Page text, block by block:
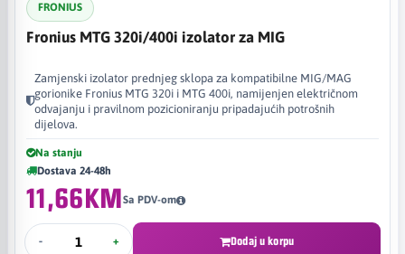
FRONIUS
Fronius MTG 320i/400i izolator za MIG
Zamjenski izolator prednjeg sklopa za kompatibilne MIG/MAG
gorionike Fronius MTG 320i i MTG 400i, namijenjen električnom
odvajanju i pravilnom pozicioniranju pripadajućih potrošnih
dijelova.
Na stanju
Dostava 24-48h
11,66KMSa PDV-om
- + Dodaj u korpu